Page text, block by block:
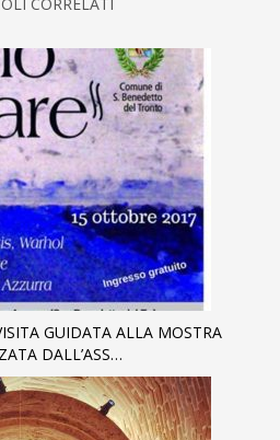
GUIDATA ALLA MOSTRA
DALL’ASS…